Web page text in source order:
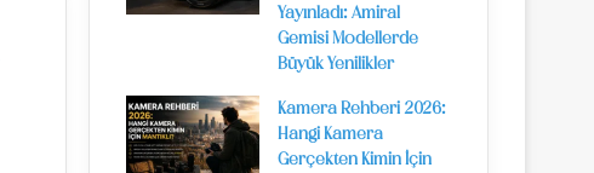
Yayınladı: Amiral
Gemisi Modellerde
Büyük Yenilikler
Kamera Rehberi 2026:
Hangi Kamera
Gerçekten Kimin İçin